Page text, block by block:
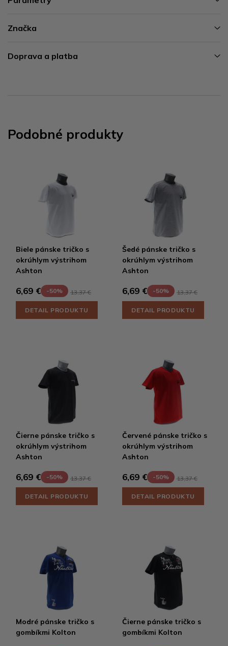
Značka
Doprava a platba
Podobné produkty
Biele pánske tričko s
okrúhlym výstrihom
Ashton
6,69 € -50% 13,37 €
DETAIL PRODUKTU
Šedé pánske tričko s
okrúhlym výstrihom
Ashton
6,69 € -50% 13,37 €
DETAIL PRODUKTU
Čierne pánske tričko s
okrúhlym výstrihom
Ashton
6,69 € -50% 13,37 €
DETAIL PRODUKTU
Červené pánske tričko s
okrúhlym výstrihom
Ashton
6,69 € -50% 13,37 €
DETAIL PRODUKTU
Modré pánske tričko s
gombíkmi Kolton
Čierne pánske tričko s
gombíkmi Kolton